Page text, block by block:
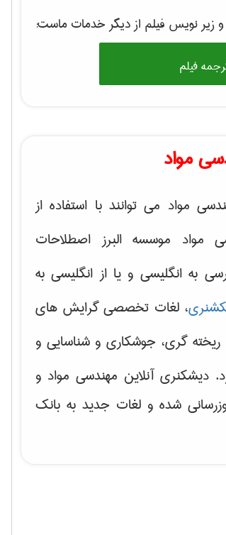
زیر نویس فیلم از دیگر خدمات ماست:
فیلم
مواد
مواد می توانند با استفاده از
موسسه البرز اصطلاحات
به انگلیسی و یا از انگلیسی به
، لغات تخصصی گرایش های
گری، جوشکاری و شناسایی و
دیشکنری آنلاین مهندسی مواد و
شده و لغات جدید به بانک